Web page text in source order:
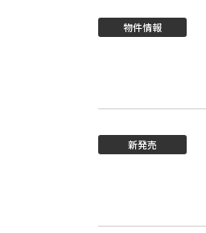
物件情報
新発売